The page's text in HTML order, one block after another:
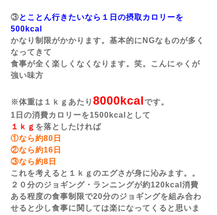
③とことん行きたいなら１日の摂取カロリーを
500kcal
かなり制限がかかります。基本的にNGなものが多く
なってきて
食事が全く楽しくなくなります。笑。こんにゃくが
強い味方
※体重は１ｋｇあたり 8000kcalです。
1日の消費カロリーを1500 kcalとして
１ｋｇ を落としたければ
①なら約80日
②なら約16日
③なら約8日
これを考えると１ｋｇのエグさが身に沁みます。。
２０分のジョギング・ランニングが約120 kcal消費
ある程度の食事制限で20分のジョギングを組み合わ
せると少し食事に関しては楽になってくると思いま